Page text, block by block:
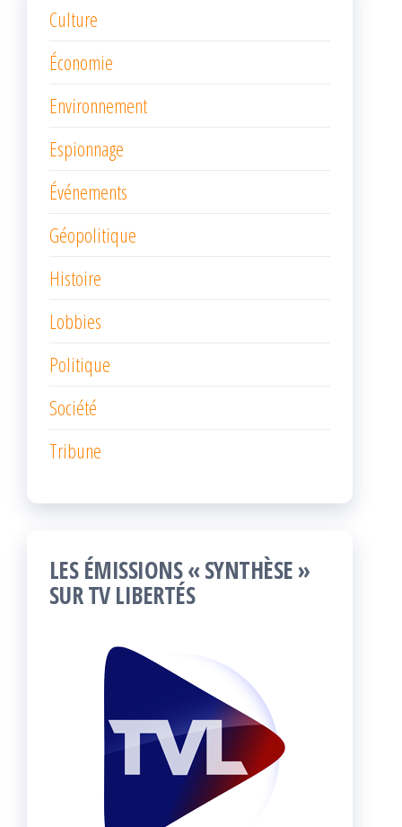
Culture
Économie
Environnement
Espionnage
Événements
Géopolitique
Histoire
Lobbies
Politique
Société
Tribune
LES ÉMISSIONS « SYNTHÈSE »
SUR TV LIBERTÉS